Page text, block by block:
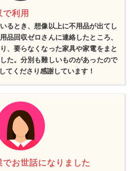
利用
るとき、想像以上に不用品が出てし
品回収ゼロさんに連絡したところ、
、要らなくなった家具や家電をまと
た。分別も難しいものがあったので
てくださり感謝しています！
お世話になりました